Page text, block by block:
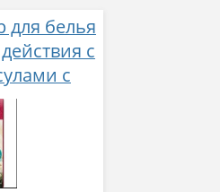
для белья
с
с
ароматом